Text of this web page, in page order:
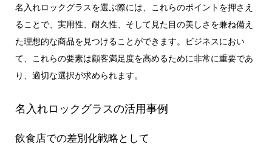
名入れロックグラスを選ぶ際には、これらのポイントを押さえ
ることで、実用性、耐久性、そして見た目の美しさを兼ね備え
た理想的な商品を見つけることができます。ビジネスにおい
て、これらの要素は顧客満足度を高めるために非常に重要であ
り、適切な選択が求められます。
名入れロックグラスの活用事例
飲食店での差別化戦略として